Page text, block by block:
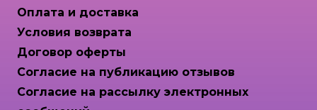
Оплата и доставка
Условия возврата
Договор оферты
Согласие на публикацию отзывов
Согласие на рассылку электронных